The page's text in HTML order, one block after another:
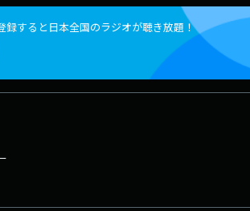
録すると日本全国のラジオが聴き放題！